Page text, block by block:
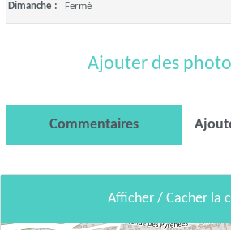
Dimanche : Fermé
Ajouter des
Commentaires
Afficher / Cacher la